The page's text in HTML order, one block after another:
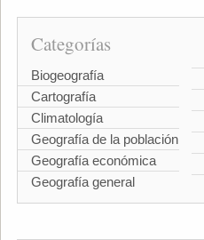
Categorías
Biogeografía
Cartografía
Climatología
Geografía de la población
Geografía económica
Geografía general